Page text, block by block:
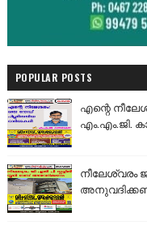
POPULAR POSTS
എന്റെ
എം.എം.ജി.